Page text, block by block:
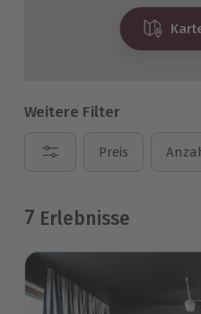
Weitere Filter
Preis
7 Erlebnisse